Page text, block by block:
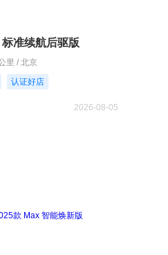
准续航后驱版
里 / 北京
认证好店
2026-08-05